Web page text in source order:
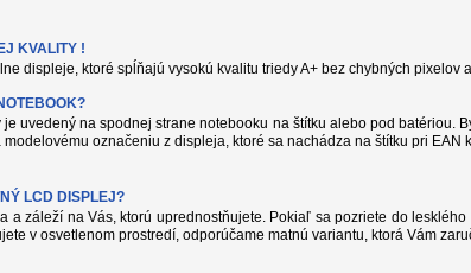
KVALITY !
displeje, ktoré spĺňajú vysokú kvalitu triedy A+ bez chybných pixelov
uvedený na spodnej strane notebooku na štítku alebo pod batériou.
označeniu z displeja, ktoré sa nachádza na štítku pri EAN
LCD DISPLEJ?
a záleží na Vás, ktorú uprednostňujete. Pokiaľ sa pozriete do
v osvetlenom prostredí, odporúčame matnú variantu, ktorá Vám